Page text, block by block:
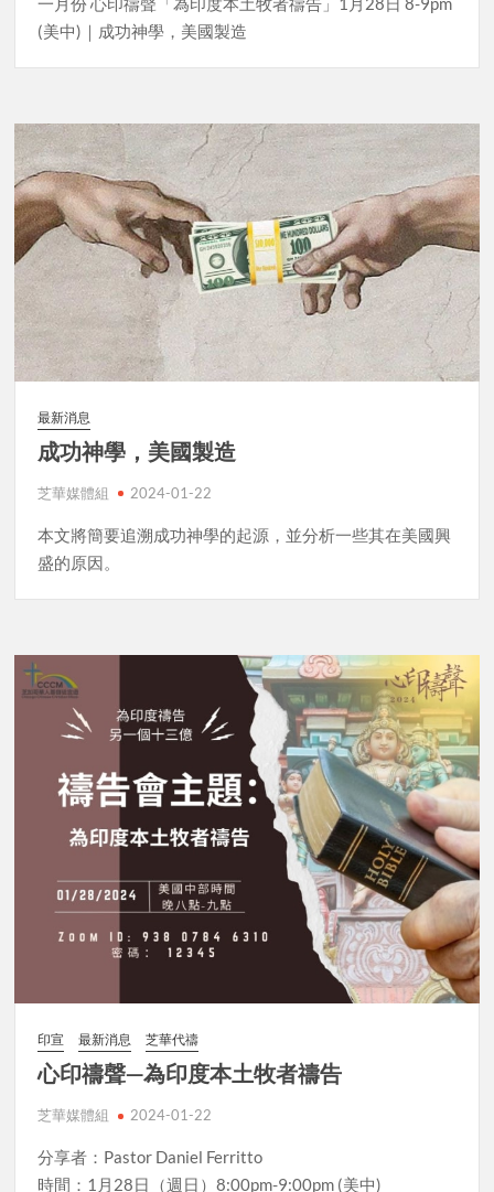
(美中)｜成功神學，美國製造
最新消息
成功神學，美國製造
芝華媒體組 2024-01-22
本文將簡要追溯成功神學的起源，並分析一些其在美國興
盛的原因。
印宣 最新消息 芝華代禱
心印禱聲—為印度本土牧者禱告
芝華媒體組 2024-01-22
分享者：Pastor Daniel Ferritto
時間：1月28日（週日）8:00pm-9:00pm (美中)